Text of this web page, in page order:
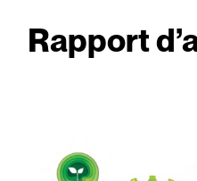
Rapport